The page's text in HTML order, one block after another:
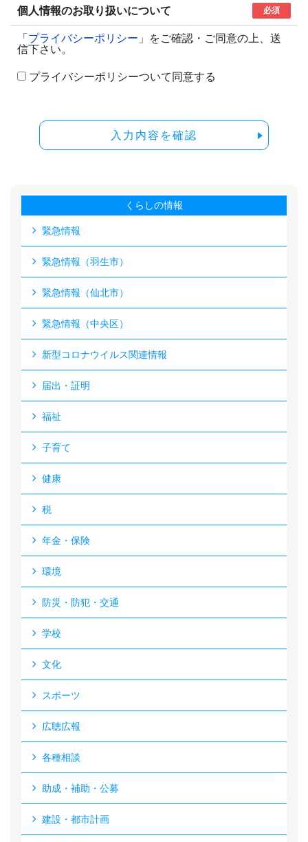
個人情報のお取り扱いについて 必須
「 プライバシーポリシー 」をご確認・ご同意の上、送
信下さい。
プライバシーポリシーついて同意する
入力内容を確認
くらしの情報
緊急情報
緊急情報（羽生市）
緊急情報（仙北市）
緊急情報（中央区）
新型コロナウイルス関連情報
届出・証明
福祉
子育て
健康
税
年金・保険
環境
防災・防犯・交通
学校
文化
スポーツ
広聴広報
各種相談
助成・補助・公募
建設・都市計画